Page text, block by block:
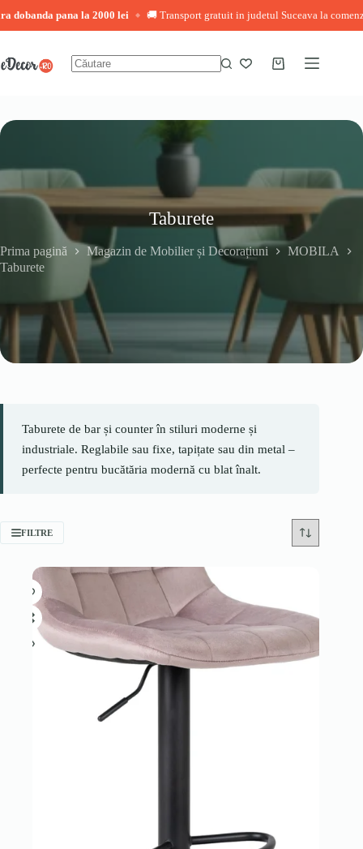
pana la 2000 lei ◆ 🚚 Transport gratuit in judetul Suceava la comenzi
conținut
Coș
Taburete
Prima pagină Magazin de Mobilier și Decorațiuni
MOBILA
Taburete
Taburete de bar și counter în stiluri moderne și
industriale. Reglabile sau fixe, tapițate sau din metal –
perfecte pentru bucătăria modernă cu blat înalt.
FILTRE